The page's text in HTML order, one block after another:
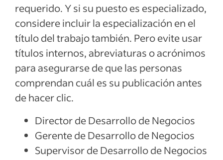
requerido. Y si su puesto es especializado,
considere incluir la especialización en el
título del trabajo también. Pero evite usar
títulos internos, abreviaturas o acrónimos
para asegurarse de que las personas
comprendan cuál es su publicación antes
de hacer clic.
Director de Desarrollo de Negocios
Gerente de Desarrollo de Negocios
Supervisor de Desarrollo de Negocios